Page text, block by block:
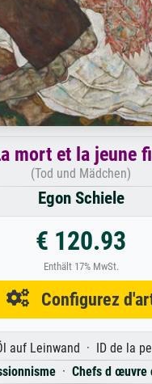
mort et la jeune
(Tod und Mädchen)
Egon Schiele
€ 120.93
Enthält 17% MwSt.
Configurez
auf Leinwand · ID de la
· Chefs d œuvre